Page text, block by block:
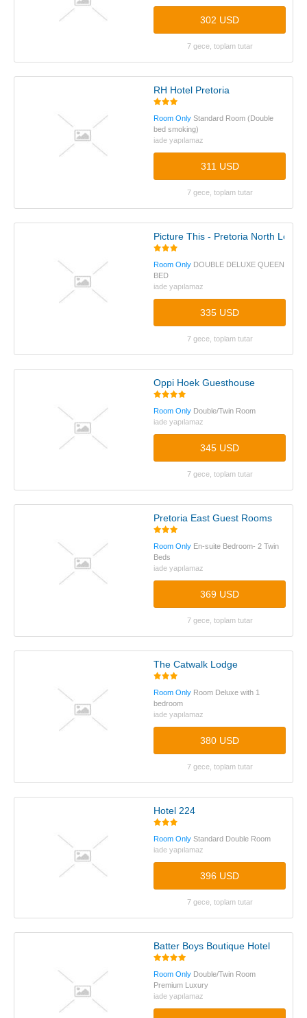
302 USD
7 gece, toplam tutar
RH Hotel Pretoria
Room Only Standard Room (Double
bed smoking)
iade yapılamaz
311 USD
7 gece, toplam tutar
Picture This - Pretoria North Lodge
Room Only DOUBLE DELUXE QUEEN
BED
iade yapılamaz
335 USD
7 gece, toplam tutar
Oppi Hoek Guesthouse
Room Only Double/Twin Room
iade yapılamaz
345 USD
7 gece, toplam tutar
Pretoria East Guest Rooms
Room Only En-suite Bedroom- 2 Twin
Beds
iade yapılamaz
369 USD
7 gece, toplam tutar
The Catwalk Lodge
Room Only Room Deluxe with 1
bedroom
iade yapılamaz
380 USD
7 gece, toplam tutar
Hotel 224
Room Only Standard Double Room
iade yapılamaz
396 USD
7 gece, toplam tutar
Batter Boys Boutique Hotel
Room Only Double/Twin Room
Premium Luxury
iade yapılamaz